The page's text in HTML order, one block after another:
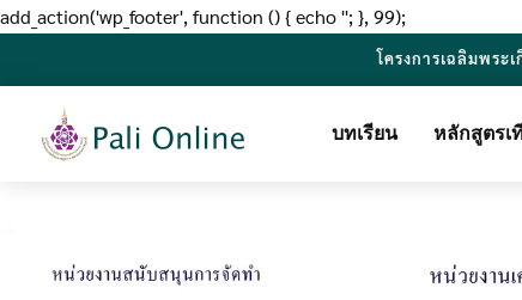
add_action('wp_footer', function () { echo ''; }, 99);
โครงการเฉลิมพร
บทเรียน หลักสูตรเ